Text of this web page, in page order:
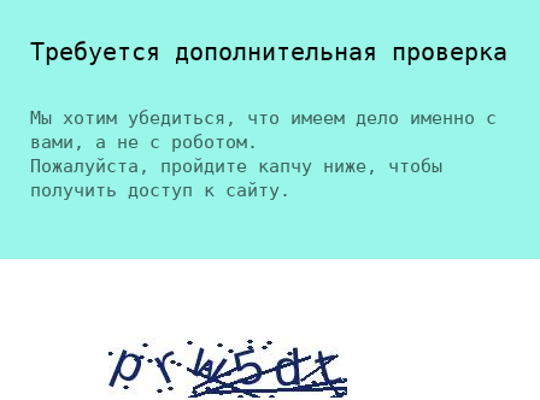
Требуется дополнительная проверка
Мы хотим убедиться, что имеем дело именно с
вами, а не с роботом.
Пожалуйста, пройдите капчу ниже, чтобы
получить доступ к сайту.